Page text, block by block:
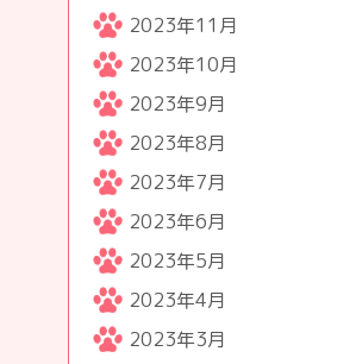
2023年11月
2023年10月
2023年9月
2023年8月
2023年7月
2023年6月
2023年5月
2023年4月
2023年3月